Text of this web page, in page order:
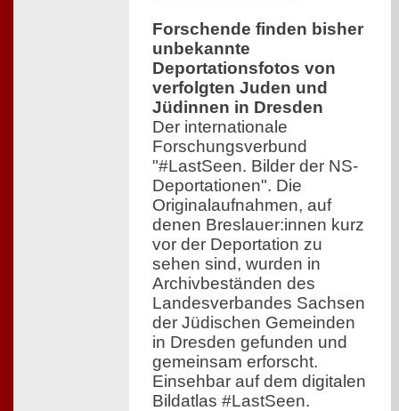
Forschende finden bisher
unbekannte
Deportationsfotos von
verfolgten Juden und
Jüdinnen in Dresden
Der internationale
Forschungsverbund
"#LastSeen. Bilder der NS-
Deportationen". Die
Originalaufnahmen, auf
denen Breslauer:innen kurz
vor der Deportation zu
sehen sind, wurden in
Archivbeständen des
Landesverbandes Sachsen
der Jüdischen Gemeinden
in Dresden gefunden und
gemeinsam erforscht.
Einsehbar auf dem digitalen
Bildatlas #LastSeen.